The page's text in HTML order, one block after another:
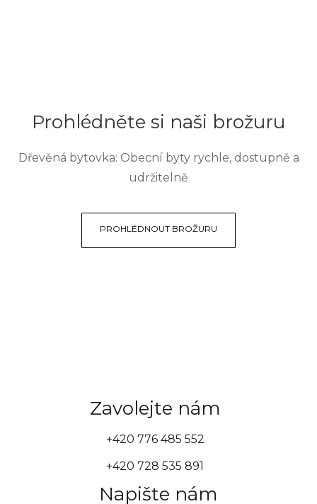
Prohlédněte si naši brožuru
Dřevěná bytovka: Obecní byty rychle, dostupně a
udržitelně
PROHLÉDNOUT BROŽURU
Zavolejte nám
+420 776 485 552
+420 728 535 891
Napište nám